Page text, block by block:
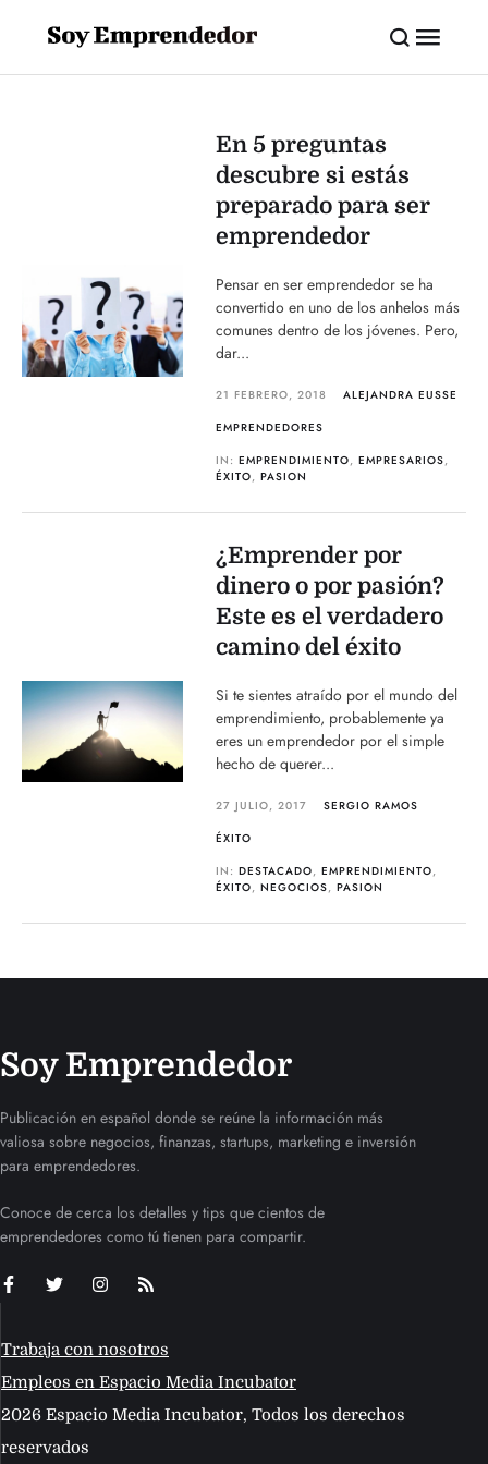
En 5 preguntas
descubre si estás
preparado para ser
emprendedor
Pensar en ser emprendedor se ha
convertido en uno de los anhelos más
comunes dentro de los jóvenes. Pero,
dar...
21 FEBRERO, 2018
ALEJANDRA EUSSE
EMPRENDEDORES
IN:EMPRENDIMIENTO,EMPRESARIOS,
ÉXITO,PASION
¿Emprender por
dinero o por pasión?
Este es el verdadero
camino del éxito
Si te sientes atraído por el mundo del
emprendimiento, probablemente ya
eres un emprendedor por el simple
hecho de querer...
27 JULIO, 2017
SERGIO RAMOS
ÉXITO
IN:DESTACADO,EMPRENDIMIENTO,
ÉXITO,NEGOCIOS,PASION
Soy Emprendedor
Publicación en español donde se reúne la información más
valiosa sobre negocios, finanzas, startups, marketing e inversión
para emprendedores.
Conoce de cerca los detalles y tips que cientos de
emprendedores como tú tienen para compartir.
Trabaja con nosotros
Empleos en Espacio Media Incubator
2026 Espacio Media Incubator, Todos los derechos
reservados